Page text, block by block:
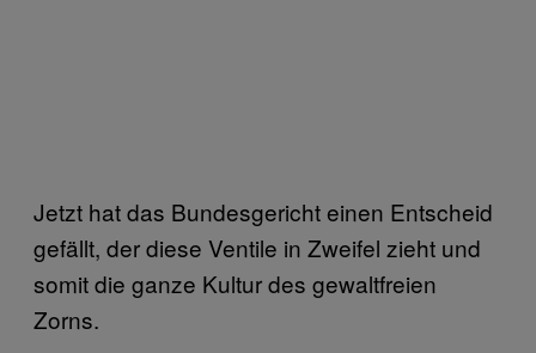
Jetzt hat das Bundesgericht einen Entscheid
gefällt, der diese Ventile in Zweifel zieht und
somit die ganze Kultur des gewaltfreien
Zorns.